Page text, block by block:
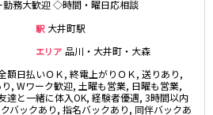
勤務大歓迎 ◇時間・曜日応相談
駅 大井町駅
エリア 品川・大井町・大森
額日払いＯＫ, 終電上がりＯＫ, 送りあり,
, Wワーク歓迎, 土曜も営業, 日曜も営業,
達と一緒に体入OK, 経験者優遇, 3時間以内
バックあり, 指名バックあり, 同伴バックあ
川崎
相模原
横浜
水道橋駅
飯田橋駅
幕張本郷駅